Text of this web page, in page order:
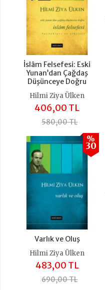
İslâm Felsefesi: Eski
Yunan’dan Çağdaş
Düşünceye Doğru
Hilmi Ziya Ülken
406,00 TL
580,00 TL
Varlık ve Oluş
%
30
Hilmi Ziya Ülken
483,00 TL
690,00 TL